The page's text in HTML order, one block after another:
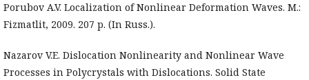
Porubov A.V. Localization of Nonlinear Deformation Waves. M.:
Fizmatlit, 2009. 207 p. (In Russ.).
Nazarov V.E. Dislocation Nonlinearity and Nonlinear Wave
Processes in Polycrystals with Dislocations. Solid State